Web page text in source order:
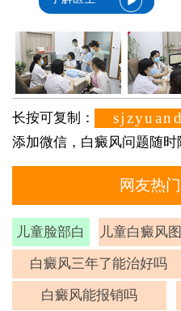
长按可复制：
添加微信，白癜风问题随时
网友热
儿童脸部白
斑
儿童白癜风
白癜风三年了能治好吗
白癜风能报销吗